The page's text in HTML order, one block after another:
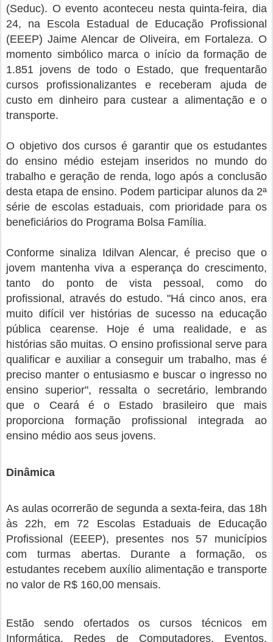
(Seduc). O evento aconteceu nestaquinta-feira, dia
24, na Escola Estadual de Educação Profissional
(EEEP) Jaime Alencar de Oliveira, em Fortaleza. O
momento simbólico marca o início da formação de
1.851 jovens de todo o Estado, que frequentarão
cursos profissionalizantes e receberam ajuda de
custo em dinheiro para custear a alimentação e o
transporte.
O objetivo dos cursos é garantir que os estudantes
do ensino médio estejam inseridos no mundo do
trabalho e geração de renda, logo após a conclusão
desta etapa de ensino. Podem participar alunos da 2ª
série de escolas estaduais, com prioridade para os
beneficiários do Programa Bolsa Família.
Conforme sinaliza Idilvan Alencar, é preciso que o
jovem mantenha viva a esperança do crescimento,
tanto do ponto de vista pessoal, como do
profissional, através do estudo. "Há cinco anos, era
muito difícil ver histórias de sucesso na educação
pública cearense. Hoje é uma realidade, e as
histórias são muitas. O ensino profissional serve para
qualificar e auxiliar a conseguir um trabalho, mas é
preciso manter o entusiasmo e buscar o ingresso no
ensino superior", ressalta o secretário, lembrando
que o Ceará é o Estado brasileiro que mais
proporciona formação profissional integrada ao
ensino médio aos seus jovens.
Dinâmica
As aulas ocorrerão de segunda a sexta-feira, das 18h
às 22h, em 72 Escolas Estaduais de Educação
Profissional (EEEP), presentes nos 57 municípios
com turmas abertas. Durante a formação, os
estudantes recebem auxílio alimentação e transporte
no valor de R$ 160,00 mensais.
Estão sendo ofertados os cursos técnicos em
Informática, Redes de Computadores, Eventos,